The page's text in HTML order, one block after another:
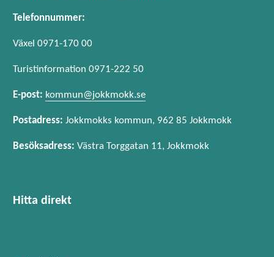
Telefonnummer:
Växel 0971-170 00
Turistinformation 0971-222 50
E-post: kommun@jokkmokk.se
Postadress: Jokkmokks kommun, 962 85 Jokkmokk
Besöksadress: Västra Torggatan 11, Jokkmokk
Hitta direkt